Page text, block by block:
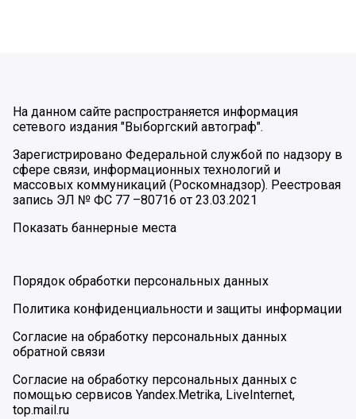
На данном сайте распространяется информация
сетевого издания "Выборгский автограф".
Зарегистрировано Федеральной службой по надзору в
сфере связи, информационных технологий и
массовых коммуникаций (Роскомнадзор). Реестровая
запись ЭЛ № ФС 77 –80716 от 23.03.2021
Показать баннерные места
Порядок обработки персональных данных
Политика конфиденциальности и защиты информации
Согласие на обработку персональных данных
обратной связи
Согласие на обработку персональных данных с
помощью сервисов Yandex.Metrika, LiveInternet,
top.mail.ru